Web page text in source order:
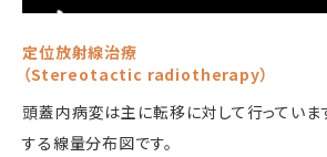
定位放射線治療
（Stereotactic radiotherapy）
頭蓋内病変は主に転移に対して行っていま
する線量分布図です。